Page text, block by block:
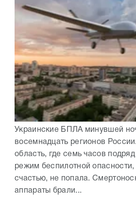
Украинские БПЛА минувшей
восемнадцать регионов
область, где семь часов
режим беспилотной опасности,
счастью, не попала.
аппараты брали...